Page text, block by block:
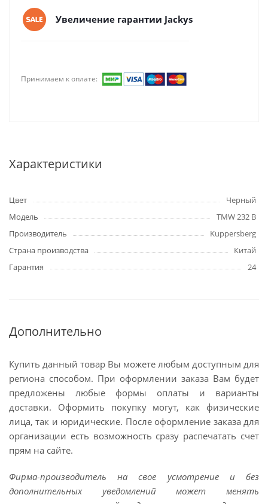
Увеличение гарантии Jackys
Принимаем к оплате:
Характеристики
Цвет
Черный
Модель
TMW 232 B
Производитель
Kuppersberg
Страна производства
Китай
Гарантия
24
Дополнительно
Купить данный товар Вы можете любым доступным для
региона способом. При оформлении заказа Вам будет
предложены любые формы оплаты и варианты
доставки. Оформить покупку могут, как физические
лица, так и юридические. После оформление заказа для
организации есть возможность сразу распечатать счет
прям на сайте.
Фирма-производитель на свое усмотрение и без
дополнительных уведомлений может менять